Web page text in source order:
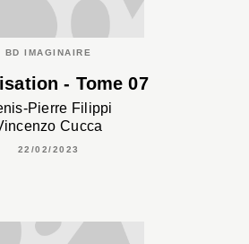
BD IMAGINAIRE
- Tome 07
Pierre Filippi
Cucca
22/02/2023